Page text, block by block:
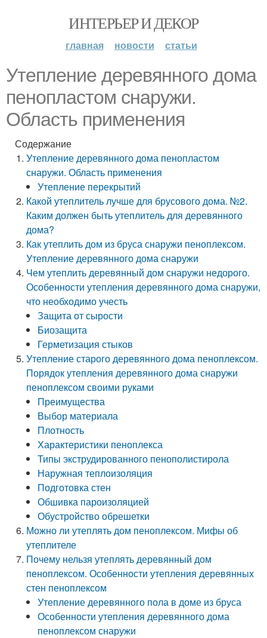
ИНТЕРЬЕР И ДЕКОР
главная новости статьи
Утепление деревянного дома
пенопластом снаружи.
Область применения
Содержание
Утепление деревянного дома пенопластом
снаружи. Область применения
Утепление перекрытий
Какой утеплитель лучше для брусового дома. №2.
Каким должен быть утеплитель для деревянного
дома?
Как утеплить дом из бруса снаружи пеноплексом.
Утепление деревянного дома снаружи
Чем утеплить деревянный дом снаружи недорого.
Особенности утепления деревянного дома снаружи,
что необходимо учесть
Защита от сырости
Биозащита
Герметизация стыков
Утепление старого деревянного дома пеноплексом.
Порядок утепления деревянного дома снаружи
пеноплексом своими руками
Преимущества
Выбор материала
Плотность
Характеристики пеноплекса
Типы экструдированного пенополистирола
Наружная теплоизоляция
Подготовка стен
Обшивка пароизоляцией
Обустройство обрешетки
Можно ли утеплять дом пеноплексом. Мифы об
утеплителе
Почему нельзя утеплять деревянный дом
пеноплексом. Особенности утепления деревянных
стен пеноплексом
Утепление деревянного пола в доме из бруса
Особенности утепления деревянного дома
пеноплексом снаружи